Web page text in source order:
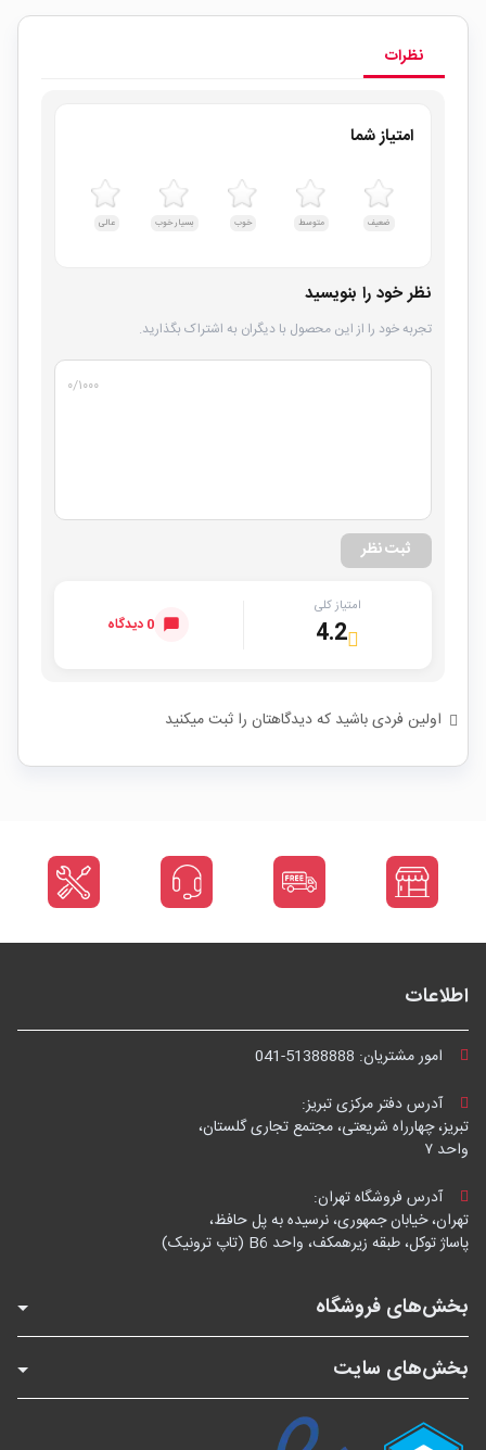
نظرات
امتیاز شما
ضعیف متوسط خوب بسیار خوب عالی
نظر خود را بنویسید
تجربه خود را از این محصول با دیگران به اشتراک بگذارید.
۰/۱۰۰۰
ثبت نظر
امتیاز کلی
4.2 0 دیدگاه
اولین فردی باشید که دیدگاهتان را ثبت میکنید
اطلاعات
امور مشتریان: 041-51388888
آدرس دفتر مرکزی تبریز:
تبریز، چهارراه شریعتی، مجتمع تجاری گلستان،
واحد ۷
آدرس فروشگاه تهران:
تهران، خیابان جمهوری، نرسیده به پل حافظ،
پاساژ توکل، طبقه زیرهمکف، واحد B6 (تاپ ترونیک)
بخش‌های فروشگاه
بخش‌های سایت